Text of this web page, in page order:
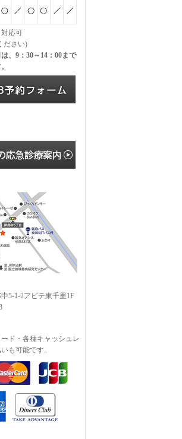
応可
ださい)
、9：30～14：00まで
5-1-2アビテ東千里1F
ド・各種キャッシュレ
も可能です。